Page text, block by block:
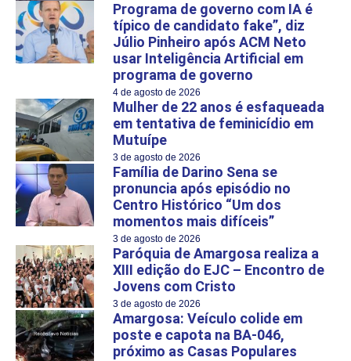
Programa de governo com IA é
típico de candidato fake”, diz
Júlio Pinheiro após ACM Neto
usar Inteligência Artificial em
programa de governo
4 de agosto de 2026
Mulher de 22 anos é esfaqueada
em tentativa de feminicídio em
Mutuípe
3 de agosto de 2026
Família de Darino Sena se
pronuncia após episódio no
Centro Histórico “Um dos
momentos mais difíceis”
3 de agosto de 2026
Paróquia de Amargosa realiza a
XIII edição do EJC – Encontro de
Jovens com Cristo
3 de agosto de 2026
Amargosa: Veículo colide em
poste e capota na BA-046,
próximo as Casas Populares